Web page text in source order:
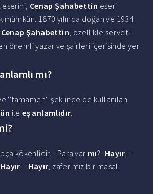
eserini, Cenap Şahabettin eseri
1870 yılında doğan ve 1934
Cenap Şahabettin, özellikle servet-i
önemli yazar ve şairleri içerisinde yer
mı?
''tamamen'' şeklinde de kullanılan
ileeş anlamlıdır.
kökenlidir. - Para var mı? -Hayır. -
Hayır. - Hayır, zaferimiz bir masal